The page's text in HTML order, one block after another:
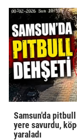
Samsun'da
yere savurdu,
yaraladı